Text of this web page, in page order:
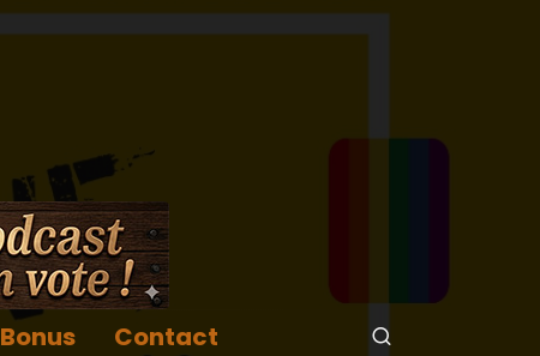
Bonus Contact